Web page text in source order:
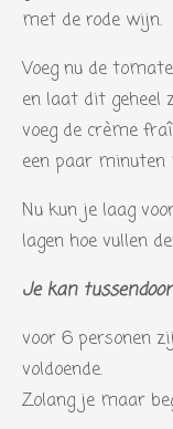
n
met de rode wijn.
Voeg nu de
en laat dit geheel
voeg de crème
een paar minuten
Nu kun je laag
lagen hoe vullen
Je kan
voor 6 personen
voldoende.
Zolang je maar